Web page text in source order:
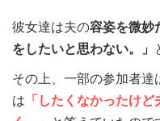
彼女達は夫の容姿を微妙
をしたいと思わない。」
その上、一部の参加者達
は 「したくなかったけ